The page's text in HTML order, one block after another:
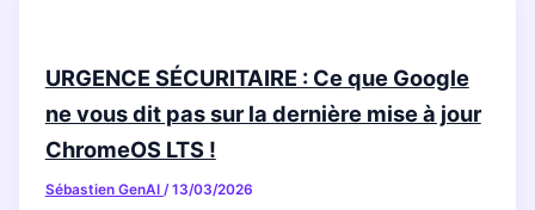
est
là,
et
voici
ce
URGENCE SÉCURITAIRE : Ce que Google
ne vous dit pas sur la dernière mise à jour
ChromeOS LTS !
Sébastien GenAI /13/03/2026